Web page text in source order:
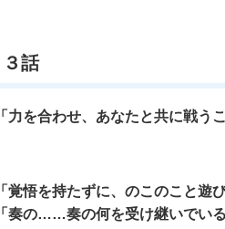
３話
「力を合わせ、あなたと共に戦う
「覚悟を持たずに、のこのこと遊
「奏の……奏の何を受け継いでい